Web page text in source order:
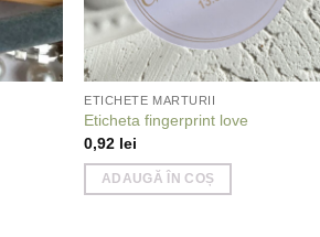
ETICHETE MARTURII
Eticheta fingerprint love
0,92 lei
ADAUGĂ ÎN COȘ